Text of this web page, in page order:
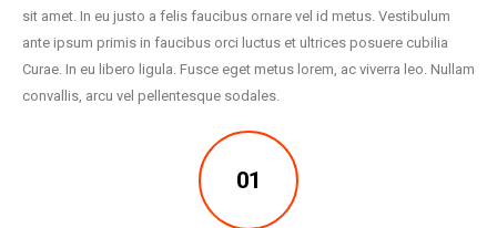
sit amet. In eu justo a felis faucibus ornare vel id metus. Vestibulum
ante ipsum primis in faucibus orci luctus et ultrices posuere cubilia
Curae. In eu libero ligula. Fusce eget metus lorem, ac viverra leo. Nullam
convallis, arcu vel pellentesque sodales.
01